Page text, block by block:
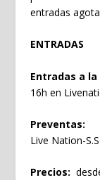
entradas
ENTRADAS
Entradas a
16h en
Preventas:
Live Nation-
Precios: